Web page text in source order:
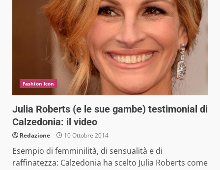
Fashion Icon
Julia Roberts (e le sue gambe) testimonial di
Calzedonia: il video
Redazione 10 Ottobre 2014
Esempio di femminilità, di sensualità e di
raffinatezza: Calzedonia ha scelto Julia Roberts come